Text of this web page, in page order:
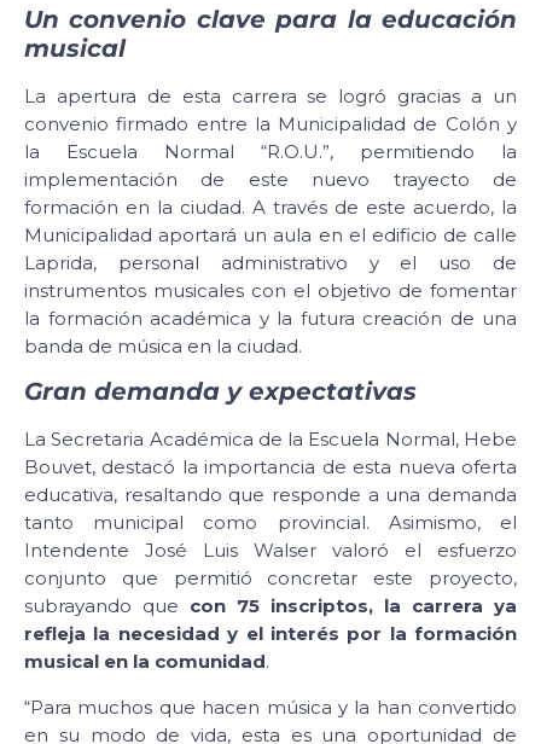
Un convenio clave para la educación
musical
La apertura de esta carrera se logró gracias a un
convenio firmado entre la Municipalidad de Colón y
la Escuela Normal “R.O.U.”, permitiendo la
implementación de este nuevo trayecto de
formación en la ciudad. A través de este acuerdo, la
Municipalidad aportará un aula en el edificio de calle
Laprida, personal administrativo y el uso de
instrumentos musicales con el objetivo de fomentar
la formación académica y la futura creación de una
banda de música en la ciudad.
Gran demanda y expectativas
La Secretaria Académica de la Escuela Normal, Hebe
Bouvet, destacó la importancia de esta nueva oferta
educativa, resaltando que responde a una demanda
tanto municipal como provincial. Asimismo, el
Intendente José Luis Walser valoró el esfuerzo
conjunto que permitió concretar este proyecto,
subrayando que con 75 inscriptos, la carrera ya
refleja la necesidad y el interés por la formación
musical en la comunidad.
“Para muchos que hacen música y la han convertido
en su modo de vida, esta es una oportunidad de